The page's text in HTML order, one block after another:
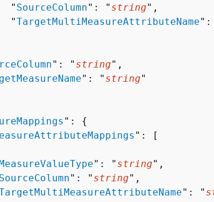
"
SourceColumn": " string",
"
TargetMultiMeasureAttributeName":
": " string",
": " string"
": {
": [
": " string",
SourceColumn": " string",
": "